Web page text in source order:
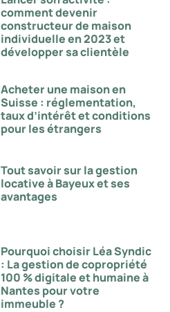
comment devenir
constructeur de maison
individuelle en 2023 et
développer sa clientèle
Acheter une maison en
Suisse : réglementation,
taux d’intérêt et conditions
pour les étrangers
Tout savoir sur la gestion
locative à Bayeux et ses
avantages
Pourquoi choisir Léa Syndic
: La gestion de copropriété
100 % digitale et humaine à
Nantes pour votre
immeuble ?